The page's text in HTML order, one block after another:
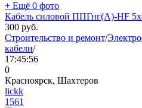
+ Ещё 0 фото
Кабель силовой ППГнг(А)-HF
300 руб.
Строительство и ремонт/
кабели/
17:45:56
0
Красноярск, Шахтеров
lickk
1561